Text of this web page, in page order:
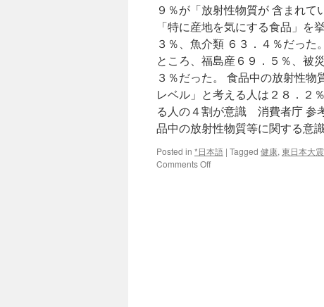
者
保
護
番
組
via
時
事
通
信
９％が「放射性物質が 含まれ
「特に産地を気にする食品」を
３％、魚介類 ６３．４％だっ
ところ、福島産６９．５％、被
３％だった。 食品中の放射性
レベル」と考える人は２８．２
る人の４割が意識 消費者庁 参
品中の放射性物質等に関する意
Posted in *日本語 | Tagged 健康, 東日本大
Comments Offon